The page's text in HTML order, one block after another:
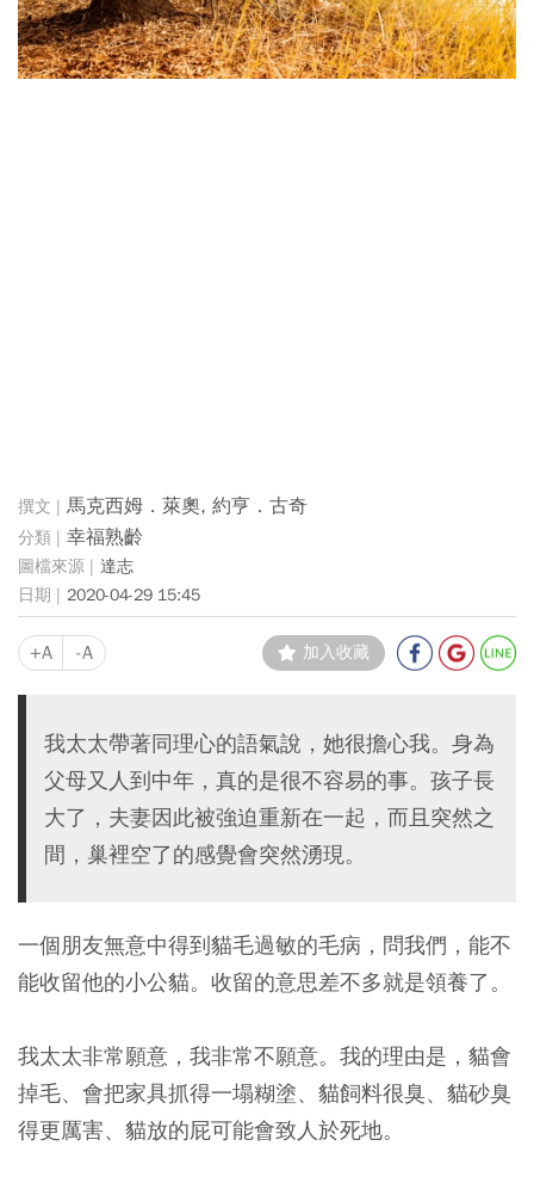
馬克西姆．萊奧, 約亨．古奇
幸福熟齡
達志
2020-04-29 15:45
+A -A 加入收藏
我太太帶著同理心的語氣說，她很擔心我。身為
父母又人到中年，真的是很不容易的事。孩子長
大了，夫妻因此被強迫重新在一起，而且突然之
間，巢裡空了的感覺會突然湧現。
一個朋友無意中得到貓毛過敏的毛病，問我們，能不
能收留他的小公貓。收留的意思差不多就是領養了。
我太太非常願意，我非常不願意。我的理由是，貓會
掉毛、會把家具抓得一塌糊塗、貓飼料很臭、貓砂臭
得更厲害、貓放的屁可能會致人於死地。